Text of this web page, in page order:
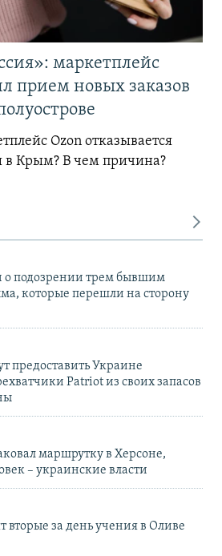
маркетплейс
прием новых заказов
Ozon отказывается
в Крым? В чем причина?
о подозрении трем бывшим
которые перешли на сторону
предоставить Украине
Patriot из своих запасов
маршрутку в Херсоне,
– украинские власти
вторые за день учения в Оливе